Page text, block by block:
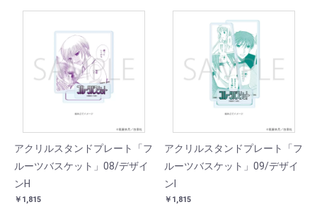
アクリルスタンドプレート「フ
ルーツバスケット」08/デザイ
ンH
￥1,815
アクリルスタンドプレート「フ
ルーツバスケット」09/デザイ
ンI
￥1,815